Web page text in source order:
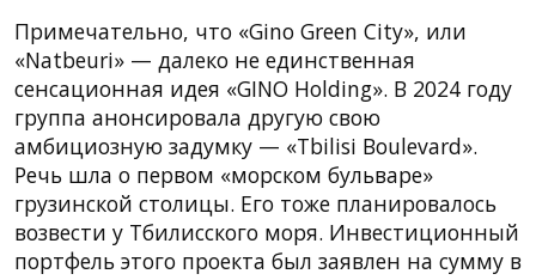
Примечательно, что «Gino Green City», или
«Natbeuri» — далеко не единственная
сенсационная идея «GINO Holding». В 2024 году
группа анонсировала другую свою
амбициозную задумку — «Tbilisi Boulevard».
Речь шла о первом «морском бульваре»
грузинской столицы. Его тоже планировалось
возвести у Тбилисского моря. Инвестиционный
портфель этого проекта был заявлен на сумму в